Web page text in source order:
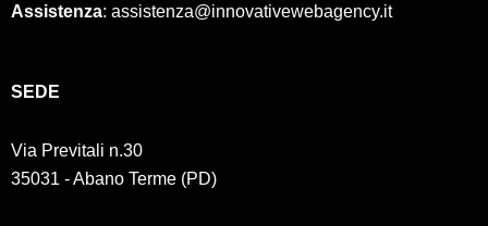
Assistenza: assistenza@innovativewebagency.it
SED E
Via Previtali n.30
35031 - Abano Terme (PD)